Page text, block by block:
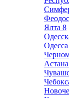
Ялта 8
Одесса
Астана